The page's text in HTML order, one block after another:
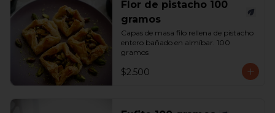
Flor de pistacho 100
gramos
Capas de masa filo rellena de pistacho
entero bañado en almíbar. 100
gramos
$2.500